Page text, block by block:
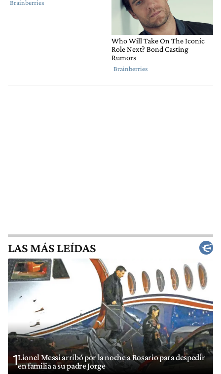
LAS MÁS LEÍDAS
1Lionel Messi arribó por la noche a Rosario para despedir
en familia a su padre Jorge